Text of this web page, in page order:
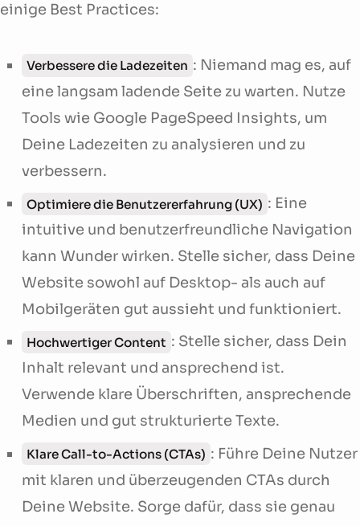
einige Best Practices:
Verbessere die Ladezeiten : Niemand mag es, auf
eine langsam ladende Seite zu warten. Nutze
Tools wie Google PageSpeed Insights, um
Deine Ladezeiten zu analysieren und zu
verbessern.
Optimiere die Benutzererfahrung (UX) : Eine
intuitive und benutzerfreundliche Navigation
kann Wunder wirken. Stelle sicher, dass Deine
Website sowohl auf Desktop- als auch auf
Mobilgeräten gut aussieht und funktioniert.
Hochwertiger Content : Stelle sicher, dass Dein
Inhalt relevant und ansprechend ist.
Verwende klare Überschriften, ansprechende
Medien und gut strukturierte Texte.
Klare Call-to-Actions (CTAs) : Führe Deine Nutzer
mit klaren und überzeugenden CTAs durch
Deine Website. Sorge dafür, dass sie genau